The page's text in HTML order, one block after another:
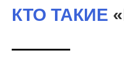
КТО ТАКИЕ